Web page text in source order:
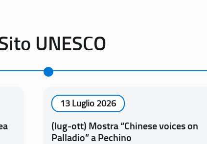
UNESCO
13 Luglio 2026
(lug-ott) Mostra “Chinese voices on
Palladio” a Pechino